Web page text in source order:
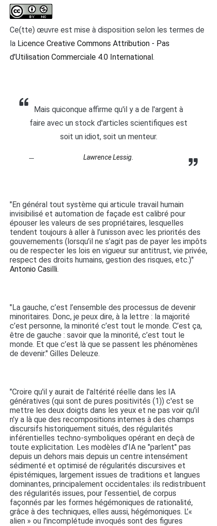
Ce(tte) œuvre est mise à disposition selon les termes de
la Licence Creative Commons Attribution - Pas
d’Utilisation Commerciale 4.0 International.
Mais quiconque affirme qu'il y a de l'argent à
faire avec un stock d'articles scientifiques est
soit un idiot, soit un menteur.
Lawrence Lessig.
"En général tout système qui articule travail humain
invisibilisé et automation de façade est calibré pour
épouser les valeurs de ses propriétaires, lesquelles
tendent toujours à aller à l’unisson avec les priorités des
gouvernements (lorsqu’il ne s’agit pas de payer les impôts
ou de respecter les lois en vigueur sur antitrust, vie privée,
respect des droits humains, gestion des risques, etc.)"
Antonio Casilli.
"La gauche, c’est l’ensemble des processus de devenir
minoritaires. Donc, je peux dire, à la lettre : la majorité
c’est personne, la minorité c’est tout le monde. C’est ça,
être de gauche : savoir que la minorité, c’est tout le
monde. Et que c’est là que se passent les phénomènes
de devenir." Gilles Deleuze.
"Croire qu'il y aurait de l'altérité réelle dans les IA
génératives (qui sont de pures positivités (1)) c'est se
mettre les deux doigts dans les yeux et ne pas voir qu'il
n'y a là que des recompositions internes à des champs
discursifs historiquement situés, des régularités
inférentielles techno-symboliques opérant en deçà de
toute explicitation. Les modèles d’IA ne "parlent" pas
depuis un dehors mais depuis un centre intensément
sédimenté et optimisé de régularités discursives et
épistémiques, largement issues de traditions et langues
dominantes, principalement occidentales: ils redistribuent
des régularités issues, pour l’essentiel, de corpus
façonnés par les formes hégémoniques de rationalité,
grâce à des techniques, elles aussi, hégémoniques. L’«
alien » ou l'incomplétude invoqués sont des figures